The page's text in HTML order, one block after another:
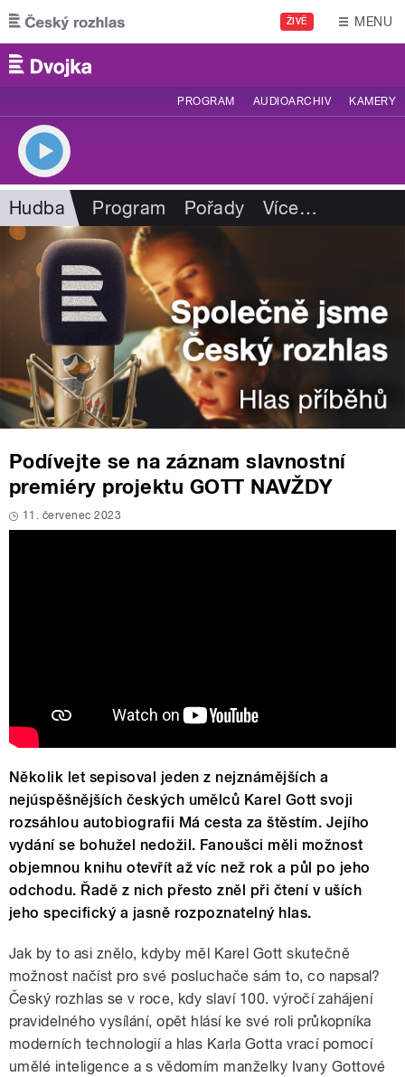
Přejít k hlavnímu obsahu
ŽIVĚ MENU
PROGRAM AUDIOARCHIV KAMERY
Hudba Program Pořady Více…
Podívejte se na záznam slavnostní
premiéry projektu GOTT NAVŽDY
11. červenec 2023
Několik let sepisoval jeden z nejznámějších a
nejúspěšnějších českých umělců Karel Gott svoji
rozsáhlou autobiografii Má cesta za štěstím. Jejího
vydání se bohužel nedožil. Fanoušci měli možnost
objemnou knihu otevřít až víc než rok a půl po jeho
odchodu. Řadě z nich přesto zněl při čtení v uších
jeho specifický a jasně rozpoznatelný hlas.
Jak by to asi znělo, kdyby měl Karel Gott skutečně
možnost načíst pro své posluchače sám to, co napsal?
Český rozhlas se v roce, kdy slaví 100. výročí zahájení
pravidelného vysílání, opět hlásí ke své roli průkopníka
moderních technologií a hlas Karla Gotta vrací pomocí
umělé inteligence a s vědomím manželky Ivany Gottové